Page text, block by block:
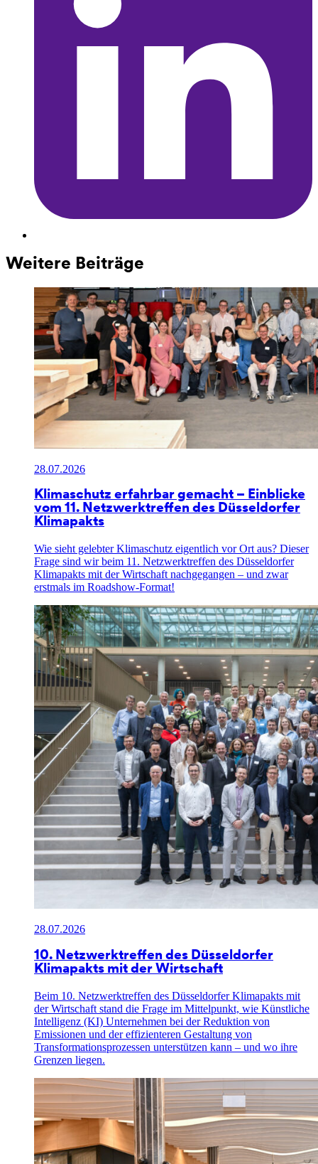
Weitere Beiträge
28.07.2026
Klimaschutz erfahrbar gemacht – Einblicke
vom 11. Netzwerktreffen des Düsseldorfer
Klimapakts
Wie sieht gelebter Klimaschutz eigentlich vor Ort aus? Dieser
Frage sind wir beim 11. Netzwerktreffen des Düsseldorfer
Klimapakts mit der Wirtschaft nachgegangen – und zwar
erstmals im Roadshow-Format!
28.07.2026
10. Netzwerktreffen des Düsseldorfer
Klimapakts mit der Wirtschaft
Beim 10. Netzwerktreffen des Düsseldorfer Klimapakts mit
der Wirtschaft stand die Frage im Mittelpunkt, wie Künstliche
Intelligenz (KI) Unternehmen bei der Reduktion von
Emissionen und der effizienteren Gestaltung von
Transformationsprozessen unterstützen kann – und wo ihre
Grenzen liegen.